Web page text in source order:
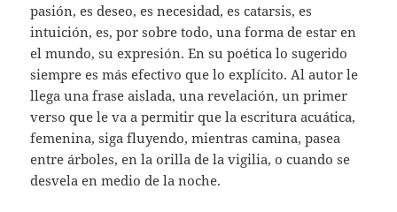
pasión, es deseo, es necesidad, es catarsis, es
intuición, es, por sobre todo, una forma de estar en
el mundo, su expresión. En su poética lo sugerido
siempre es más efectivo que lo explícito. Al autor le
llega una frase aislada, una revelación, un primer
verso que le va a permitir que la escritura acuática,
femenina, siga fluyendo, mientras camina, pasea
entre árboles, en la orilla de la vigilia, o cuando se
desvela en medio de la noche.